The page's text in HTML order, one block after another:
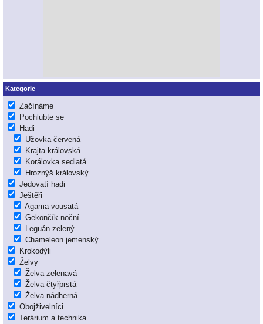
Kategorie
Začínáme
Pochlubte se
Hadi
Užovka červená
Krajta královská
Korálovka sedlatá
Hroznýš královský
Jedovatí hadi
Ještěři
Agama vousatá
Gekončík noční
Leguán zelený
Chameleon jemenský
Krokodýli
Želvy
Želva zelenavá
Želva čtyřprstá
Želva nádherná
Obojživelníci
Terárium a technika